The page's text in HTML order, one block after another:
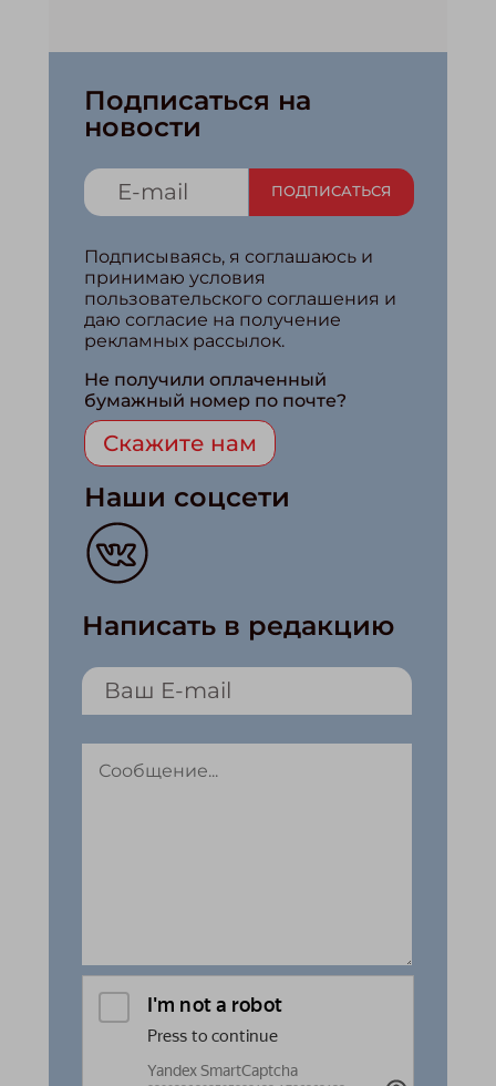
Подписаться на
новости
ПОДПИСАТЬСЯ
Подписываясь, я соглашаюсь и
принимаю условия
пользовательского соглашения и
даю согласие на получение
рекламных рассылок.
Не получили оплаченный
бумажный номер по почте?
Скажите нам
Наши соцсети
Написать в редакцию